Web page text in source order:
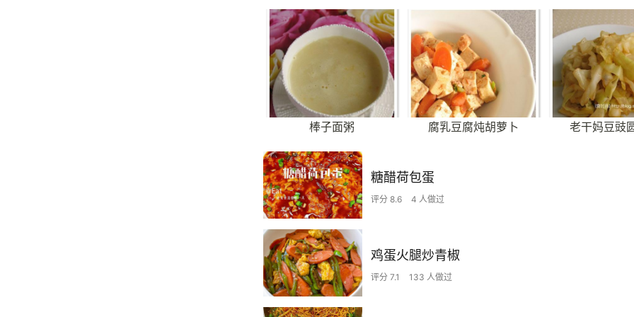
棒子面粥 腐乳豆腐炖胡萝卜 老干妈豆豉
糖醋荷包蛋
评分 8.6 4 人做过
鸡蛋火腿炒青椒
评分 7.1 133 人做过